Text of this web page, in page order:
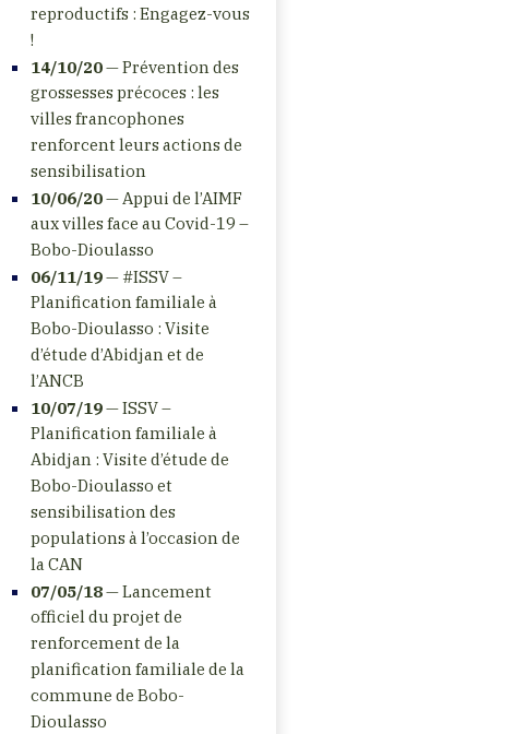
reproductifs : Engagez-vous
!
14/10/20— Prévention des
grossesses précoces : les
villes francophones
renforcent leurs actions de
sensibilisation
10/06/20— Appui de l’AIMF
aux villes face au Covid-19 –
Bobo-Dioulasso
06/11/19— #ISSV –
Planification familiale à
Bobo-Dioulasso : Visite
d’étude d’Abidjan et de
l’ANCB
10/07/19— ISSV –
Planification familiale à
Abidjan : Visite d’étude de
Bobo-Dioulasso et
sensibilisation des
populations à l’occasion de
la CAN
07/05/18— Lancement
officiel du projet de
renforcement de la
planification familiale de la
commune de Bobo-
Dioulasso